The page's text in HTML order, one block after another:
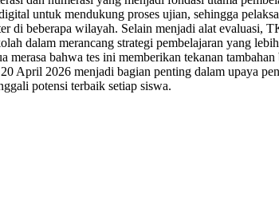
untuk mendukung proses ujian, sehingga
di beberapa wilayah. Selain menjadi alat evaluasi,
dalam merancang strategi pembelajaran yang
bahwa tes ini memberikan tekanan
April 2026 menjadi bagian penting dalam upaya
potensi terbaik setiap siswa.